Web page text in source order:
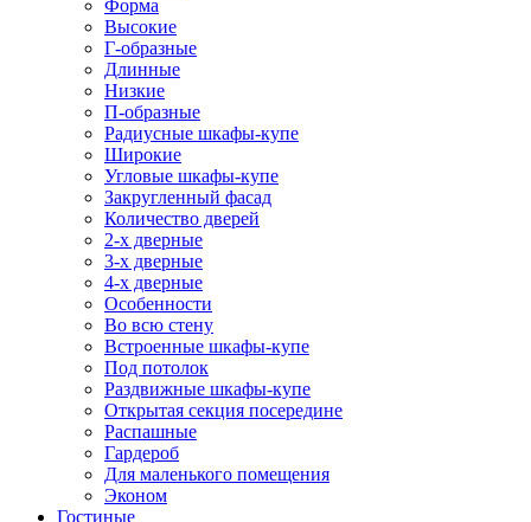
Форма
Высокие
Г-образные
Длинные
Низкие
П-образные
Радиусные шкафы-купе
Широкие
Угловые шкафы-купе
Закругленный фасад
Количество дверей
2-х дверные
3-х дверные
4-х дверные
Особенности
Во всю стену
Встроенные шкафы-купе
Под потолок
Раздвижные шкафы-купе
Открытая секция посередине
Распашные
Гардероб
Для маленького помещения
Эконом
Гостиные